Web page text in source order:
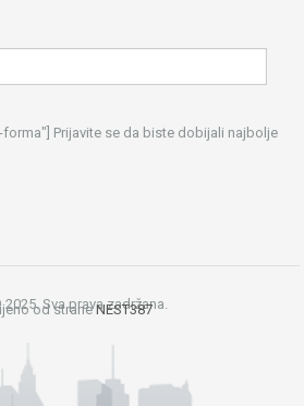
Prijavite se da biste dobijali najbolje
Sva prava zadržana.
od straneNEST387